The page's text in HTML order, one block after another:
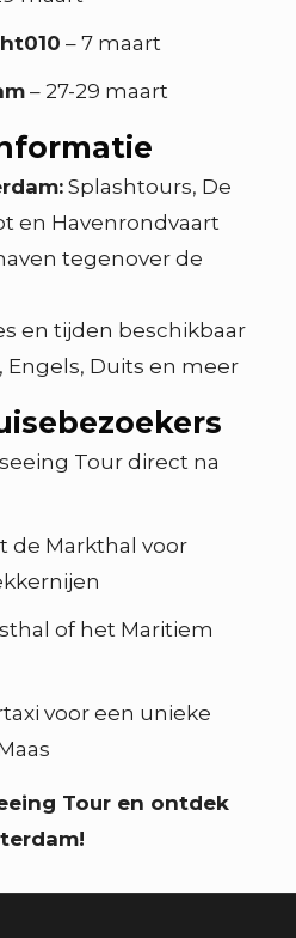
– 7 maart
– 27-29 maart
Splashtours, De
en Havenrondvaart
tegenover de
en tijden beschikbaar
Duits en meer
Tour direct na
de Markthal voor
of het Maritiem
voor een unieke
Tour en ontdek